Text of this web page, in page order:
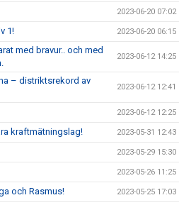
2023-06-20 07:02
1! 2023-06-20 06:15
med bravur.. och med
2023-06-12 14:25
– distriktsrekord av
2023-06-12 12:41
2023-06-12 12:25
kraftmätningslag! 2023-05-31 12:43
2023-05-29 15:30
2023-05-26 11:25
och Rasmus! 2023-05-25 17:03